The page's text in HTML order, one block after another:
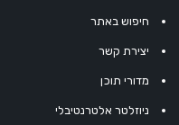
חיפוש באתר
יצירת קשר
מדורי תוכן
ניוזלטר אלטרנטיבלי